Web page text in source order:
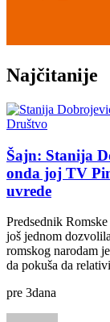
Najčitanije
Društvo
Šajn: Stanija
onda joj TV
uvrede
Predsednik
još jednom
romskog narodam
da pokuša da
pre 3dana